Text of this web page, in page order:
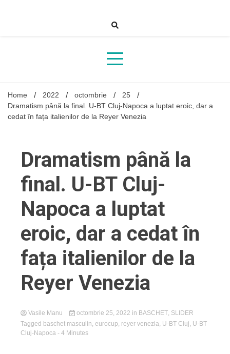
Home 2022 octombrie
25
Dramatism până la final. U-BT Cluj-Napoca a luptat eroic, dar a
cedat în fața italienilor de la Reyer Venezia
Dramatism până la
final. U-BT Cluj-
Napoca a luptat
eroic, dar a cedat în
fața italienilor de la
Reyer Venezia
Vasile Manu octombrie 25, 2022 in BASCHET, SLIDER
Tagged baschet masculin, eurocup, reyer venezia, U-BT Cluj, U-BT
Cluj-Napoca - 4 Minutes